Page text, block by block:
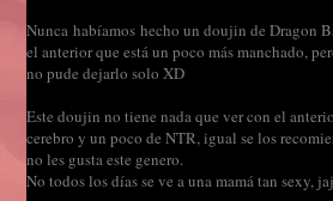
Nunca habíamos hecho un doujin de Dragon
el anterior que está un poco más manchado,
no pude dejarlo solo XD
Este doujin no tiene nada que ver con el
cerebro y un poco de NTR, igual se los
no les gusta este genero.
No todos los días se ve a una mamá tan sexy,